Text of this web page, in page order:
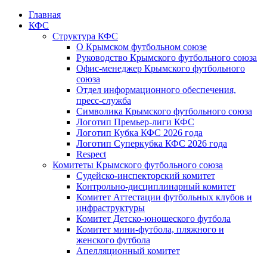
Главная
КФС
Структура КФС
О Крымском футбольном союзе
Руководство Крымского футбольного союза
Офис-менеджер Крымского футбольного
союза
Отдел информационного обеспечения,
пресс-служба
Символика Крымского футбольного союза
Логотип Премьер-лиги КФС
Логотип Кубка КФС 2026 года
Логотип Суперкубка КФС 2026 года
Respect
Комитеты Крымского футбольного союза
Судейско-инспекторский комитет
Контрольно-дисциплинарный комитет
Комитет Аттестации футбольных клубов и
инфраструктуры
Комитет Детско-юношеского футбола
Комитет мини-футбола, пляжного и
женского футбола
Апелляционный комитет